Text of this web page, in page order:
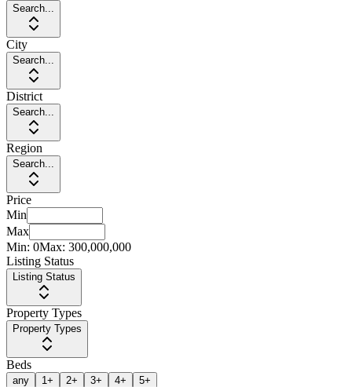
Search...
City
Search...
District
Search...
Region
Search...
Price
Min
Max
Min: 0Max: 300,000,000
Listing Status
Listing Status
Property Types
Property Types
Beds
any 1+ 2+ 3+ 4+ 5+